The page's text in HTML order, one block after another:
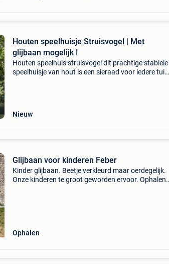
Houten speelhuisje Struisvogel | Met
glijbaan mogelijk !
Houten speelhuis struisvogel dit prachtige stabiele
speelhuisje van hout is een sieraad voor iedere tuin.
Nieuw
Glijbaan voor kinderen Feber
Kinder glijbaan. Beetje verkleurd maar oerdegelijk.
Onze kinderen te groot geworden ervoor. Ophalen
Ophalen